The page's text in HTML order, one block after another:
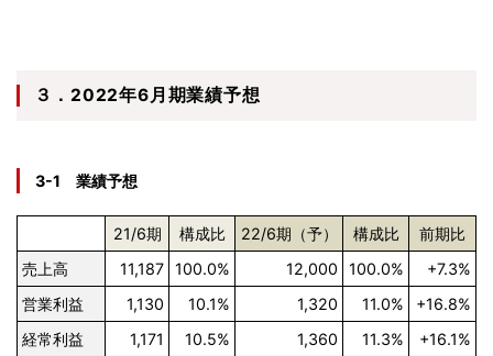
３．2022年6月期業績予想
3-1 業績予想
21/6期 構成比 22/6期（予） 構成比
前期比
売上高
11,187 100.0% 12,000 100.0%
+7.3%
営業利益
1,130 10.1% 1,320 11.0%
+16.8%
経常利益
1,171 10.5% 1,360 11.3%
+16.1%